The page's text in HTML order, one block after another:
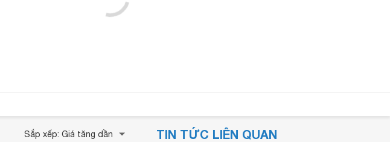
Sắp xếp: Giá tăng dần TIN TỨC LIÊN QUAN